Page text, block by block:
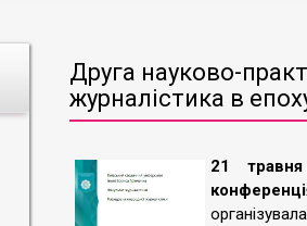
Друга науково-
журналістика в
21